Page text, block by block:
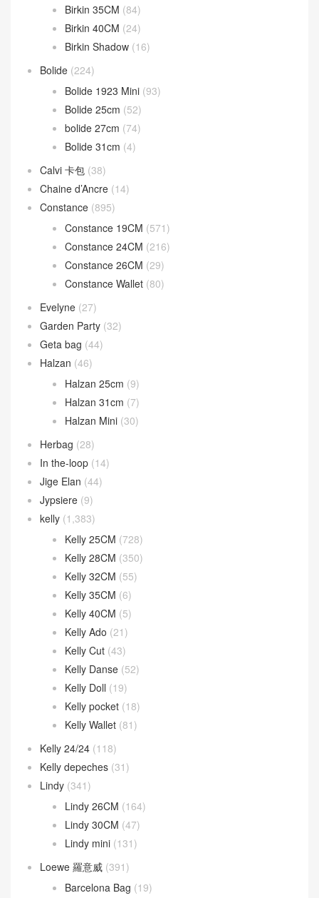
Birkin 35CM (84)
Birkin 40CM (24)
Birkin Shadow (16)
Bolide (224)
Bolide 1923 Mini (93)
Bolide 25cm (52)
bolide 27cm (74)
Bolide 31cm (4)
Calvi 卡包 (38)
Chaine d’Ancre (14)
Constance (895)
Constance 19CM (571)
Constance 24CM (216)
Constance 26CM (29)
Constance Wallet (80)
Evelyne (27)
Garden Party (32)
Geta bag (44)
Halzan (46)
Halzan 25cm (9)
Halzan 31cm (7)
Halzan Mini (30)
Herbag (28)
In the-loop (14)
Jige Elan (44)
Jypsiere (9)
kelly (1,383)
Kelly 25CM (728)
Kelly 28CM (350)
Kelly 32CM (55)
Kelly 35CM (6)
Kelly 40CM (5)
Kelly Ado (21)
Kelly Cut (43)
Kelly Danse (52)
Kelly Doll (19)
Kelly pocket (18)
Kelly Wallet (81)
Kelly 24/24 (118)
Kelly depeches (31)
Lindy (341)
Lindy 26CM (164)
Lindy 30CM (47)
Lindy mini (131)
Loewe 羅意威 (391)
Barcelona Bag (19)